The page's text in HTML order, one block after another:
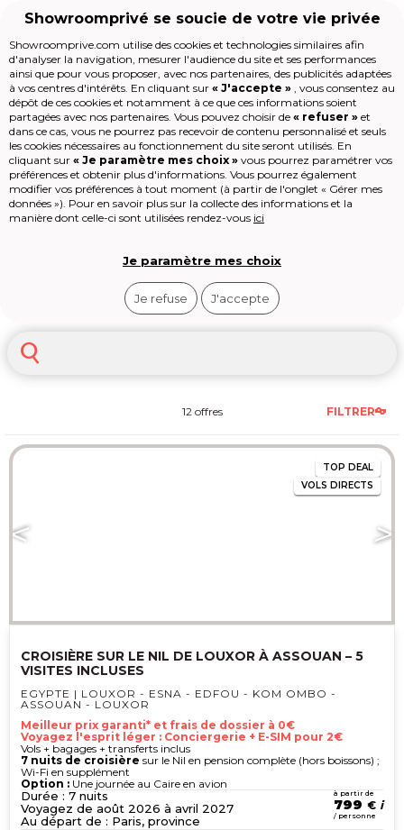
Accueil
Les jours de la Maison
Mode
Voyages
Enfant
Beauté
Sport
Shop-it
Voyages Croisières Croisières Méditérannée
Croisière Méditerranée :
Escales de rêve & soleil
La Méditerranée concentre plus de200
escales prestigieusesentre ports
italiens, îles grecques et côtes
espagnoles. Les croisières proposent des
pension complète, avec départs depuis
Santorin à Venise, patrimoine culturel
et détente à bord sont garantis.
Egypte
12 offres FILTRER
TOP DEAL
VOLS DIRECTS
CROISIÈRE SUR LE NIL DE LOUXOR À ASSOUAN – 5
VISITES INCLUSES
EGYPTE | LOUXOR - ESNA - EDFOU - KOM OMBO -
ASSOUAN - LOUXOR
Meilleur prix garanti* et frais de dossier à 0€
Voyagez l'esprit léger : Conciergerie + E-SIM pour 2€
Vols + bagages + transferts inclus
7 nuits de croisière sur le Nil en pension complète (hors boissons) ;
Wi-Fi en supplément
Option : Une journée au Caire en avion
Durée : 7 nuits
Voyagez de août 2026 à avril 2027
Au départ de : Paris, province
à partir de
799 €
/ personne
Showroomprivé se soucie de votre vie privée
Showroomprive.com utilise des cookies et technologies similaires afin
d'analyser la navigation, mesurer l'audience du site et ses performances
ainsi que pour vous proposer, avec nos partenaires, des publicités adaptées
à vos centres d'intérêts. En cliquant sur « J'accepte » , vous consentez au
dépôt de ces cookies et notamment à ce que ces informations soient
partagées avec nos partenaires. Vous pouvez choisir de « refuser » et
dans ce cas, vous ne pourrez pas recevoir de contenu personnalisé et seuls
les cookies nécessaires au fonctionnement du site seront utilisés. En
cliquant sur « Je paramètre mes choix » vous pourrez paramétrer vos
préférences et obtenir plus d'informations. Vous pourrez également
modifier vos préférences à tout moment (à partir de l'onglet « Gérer mes
données »). Pour en savoir plus sur la collecte des informations et la
manière dont celle-ci sont utilisées rendez-vous ici
Je paramètre mes choix
Je refuse J'accepte